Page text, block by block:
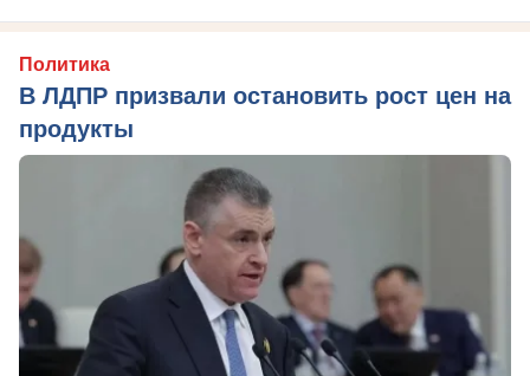
Политика
В ЛДПР призвали остановить рост цен на
продукты